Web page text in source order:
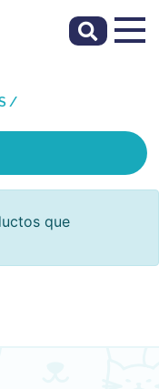
/
que